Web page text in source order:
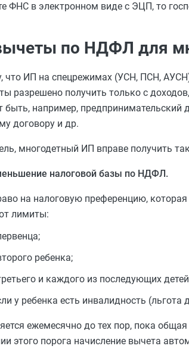
ФНС в электронном виде с ЭЦП, то
по НДФЛ для
что ИП на спецрежимах (УСН, ПСН,
разрешено получить только с
например,
договору и др.
многодетный ИП вправе получить
налоговой базы по НДФЛ.
на налоговую преференцию,
лимиты:
ребенка;
и каждого из последующих
у ребенка есть инвалидность (льгота
ежемесячно до тех пор, пока
этого порога начисление вычета